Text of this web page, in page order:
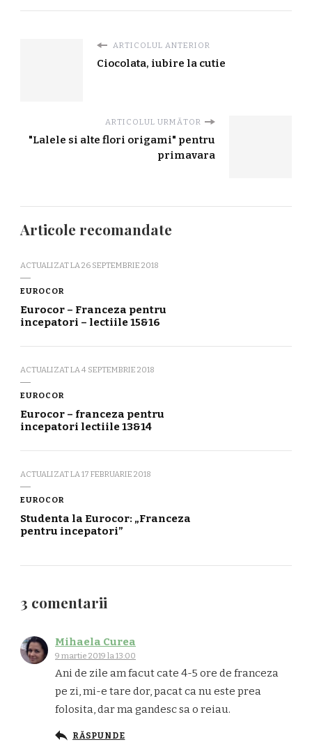
ARTICOLUL ANTERIOR
Ciocolata, iubire la cutie
ARTICOLUL URMĂTOR
"Lalele si alte flori origami" pentru
primavara
Articole recomandate
ACTUALIZAT LA26 SEPTEMBRIE 2018
EUROCOR
Eurocor – Franceza pentru
incepatori – lectiile 15&16
ACTUALIZAT LA4 SEPTEMBRIE 2018
EUROCOR
Eurocor – franceza pentru
incepatori lectiile 13&14
ACTUALIZAT LA17 FEBRUARIE 2018
EUROCOR
Studenta la Eurocor: „Franceza
pentru incepatori”
3 comentarii
Mihaela Curea
9 martie 2019 la 13:00
Ani de zile am facut cate 4-5 ore de franceza
pe zi, mi-e tare dor, pacat ca nu este prea
folosita, dar ma gandesc sa o reiau.
RĂSPUNDE